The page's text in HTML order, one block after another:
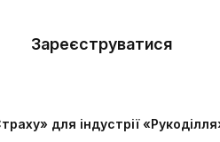
Зареєструватися
для індустрії